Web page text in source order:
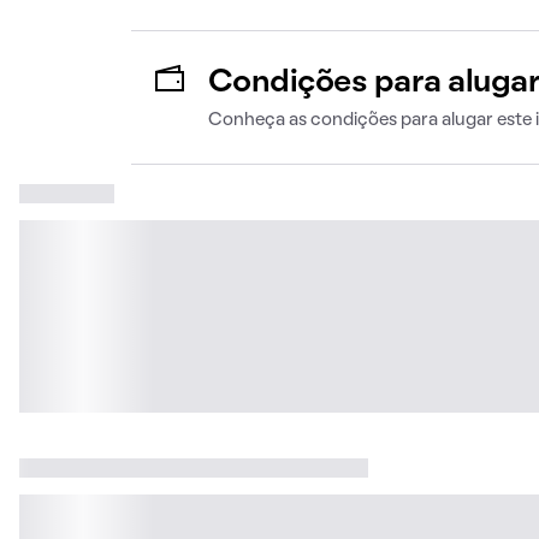
Condições para alugar
Conheça as condições para alugar este